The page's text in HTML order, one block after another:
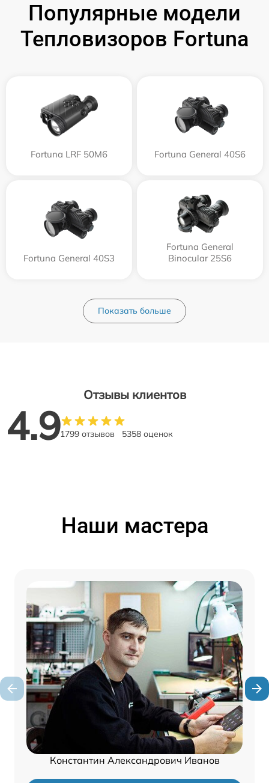
Популярные модели
Тепловизоров Fortuna
Fortuna LRF 50M6 Fortuna General 40S6
Fortuna General 40S3
Fortuna General
Binocular 25S6
Показать больше
Отзывы клиентов
4.91799 отзывов 5358 оценок
Наши мастера
Константин Александрович Иванов